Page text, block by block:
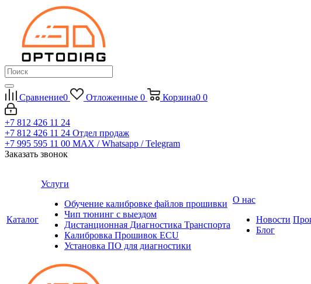
Сравнение0 Отложенные 0 Корзина0 0
+7 812 426 11 24
+7 812 426 11 24 Отдел продаж
+7 995 595 11 00 MAX / Whatsapp / Telegram
Заказать звонок
Каталог
Услуги
Обучение калибровке файлов прошивки
Чип тюнинг с выездом
Дистанционная Диагностика Транспорта
Калибровка Прошивок ECU
Установка ПО для диагностики
О нас
Новости
Блог